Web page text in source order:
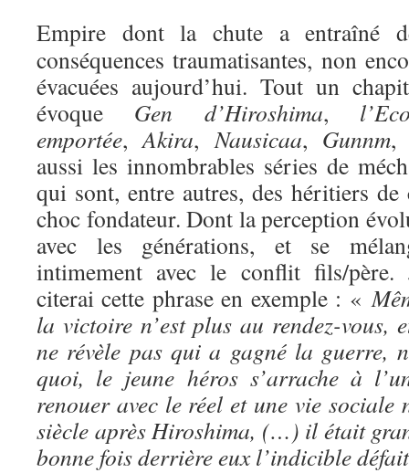
Empire dont la chute a entraîné
conséquences traumatisantes, non
évacuées aujourd’hui. Tout un
évoque Gen d’Hiroshima,
emportée,Akira,Nausicaa, Gunnm,
aussi les innombrables séries de
qui sont, entre autres, des héritiers de
choc fondateur. Dont la perception
avec les générations, et se
intimement avec le conflit fils/père.
citerai cette phrase en exemple : «
la victoire n’est plus au rendez-vous,
ne révèle pas qui a gagné la guerre,
quoi, le jeune héros s’arrache à
renouer avec le réel et une vie sociale
siècle après Hiroshima, (…) il était
bonne fois derrière eux l’indicible